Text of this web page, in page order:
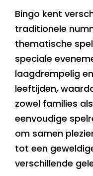
Bingo kent
traditionele
thematische
speciale
laagdrempelig
leeftijden,
zowel families
eenvoudige
om samen
tot een
verschillende